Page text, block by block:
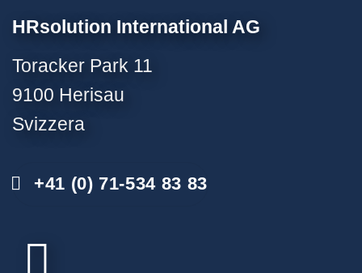
HRsolution International AG
Toracker Park 11
9100 Herisau
Svizzera
+41 (0) 71-534 83 83